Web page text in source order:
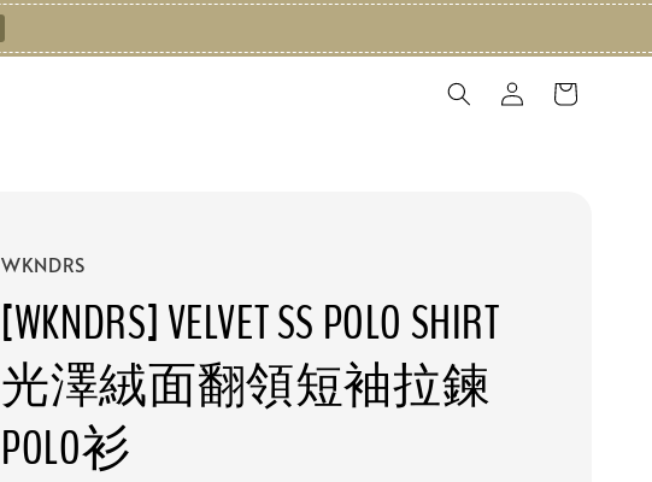
WKNDRS
[WKNDRS] VELVET SS POLO SHIRT
光澤絨面翻領短袖拉鍊
POLO衫